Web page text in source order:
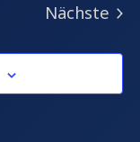
Nächste